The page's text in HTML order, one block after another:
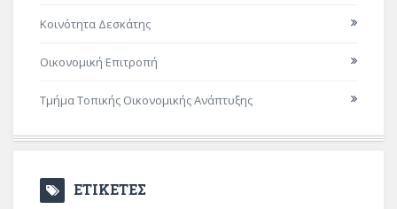
Κοινότητα Δεσκάτης
Οικονομική Επιτροπή
Τμήμα Τοπικής Οικονομικής Ανάπτυξης
ΕΤΙΚΕΤΕΣ